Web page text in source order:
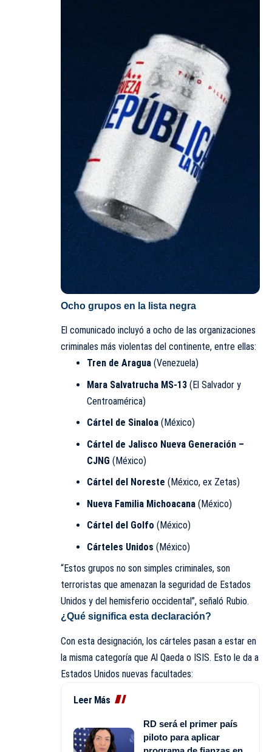
Ocho grupos en la lista negra
El comunicado incluyó a ocho de las organizaciones
criminales más violentas del continente, entre ellas:
Tren de Aragua(Venezuela)
Mara Salvatrucha MS-13(El Salvador y
Centroamérica)
Cártel de Sinaloa(México)
Cártel de Jalisco Nueva Generación –
CJNG (México)
Cártel del Noreste (México, ex Zetas)
Nueva Familia Michoacana(México)
Cártel del Golfo (México)
Cárteles Unidos (México)
“Estos grupos no son simples criminales, son
terroristas que amenazan la seguridad de Estados
Unidos y del hemisferio occidental”, señaló Rubio.
¿Qué significa esta declaración?
Con esta designación, los cárteles pasan a estar en
la misma categoría que Al Qaeda o ISIS. Esto le da a
Estados Unidos nuevas facultades:
Leer Más
RD será el primer país
piloto para aplicar